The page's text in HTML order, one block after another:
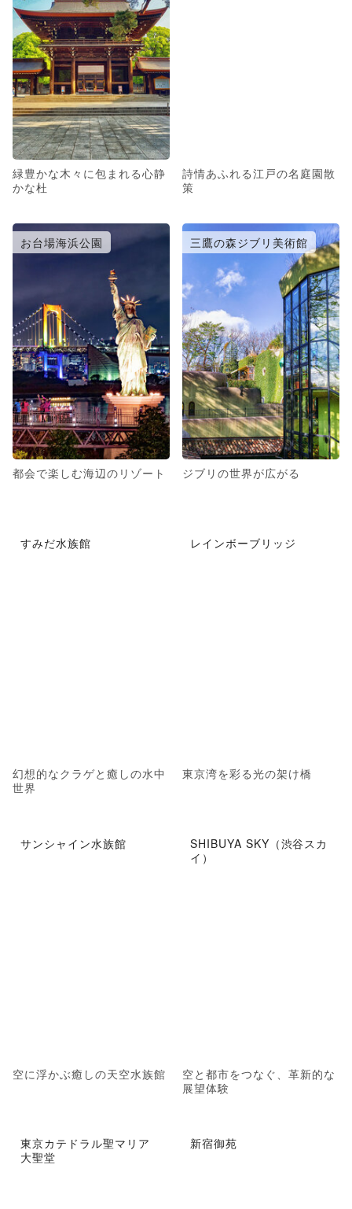
緑豊かな木々に包まれる心静
かな杜
詩情あふれる江戸の名庭園散
策
お台場海浜公園
都会で楽しむ海辺のリゾート
三鷹の森ジブリ美術館
ジブリの世界が広がる
すみだ水族館
幻想的なクラゲと癒しの水中
世界
レインボーブリッジ
東京湾を彩る光の架け橋
サンシャイン水族館
空に浮かぶ癒しの天空水族館
SHIBUYA SKY（渋谷スカ
イ）
空と都市をつなぐ、革新的な
展望体験
東京カテドラル聖マリア
大聖堂
新宿御苑